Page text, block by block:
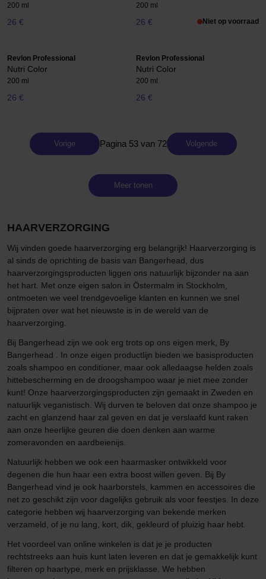
200 ml
26 €
200 ml
26 € Niet op voorraad
Revlon Professional
Nutri Color
200 ml
26 €
Revlon Professional
Nutri Color
200 ml
26 €
Vorige Pagina 53 van 72 Volgende
Meer tonen
HAARVERZORGING
Wij vinden goede haarverzorging erg belangrijk! Haarverzorging is
al sinds de oprichting de basis van Bangerhead, dus
haarverzorgingsproducten liggen ons natuurlijk bijzonder na aan
het hart. Met onze eigen salon in Östermalm in Stockholm,
ontmoeten we veel trendgevoelige klanten en kunnen we snel
bijpraten over wat het nieuwste is in de wereld van de
haarverzorging.
Bij Bangerhead zijn we ook erg trots op ons eigen merk, By
Bangerhead . In onze eigen productlijn bieden we basisproducten
zoals shampoo en conditioner, maar ook alledaagse helden zoals
hittebescherming en de droogshampoo waar je niet mee zonder
kunt! Onze haarverzorgingsproducten zijn gemaakt in Zweden en
natuurlijk veganistisch. Wij durven te beloven dat onze shampoo je
zacht en glanzend haar zal geven en dat je verslaafd kunt raken
aan onze heerlijke geuren die doen denken aan warme
zomeravonden en aardbeienijs.
Natuurlijk hebben we ook een haarmasker ontwikkeld voor
degenen die hun haar een extra boost willen geven. Bij By
Bangerhead vind je ook haarborstels, kammen en accessoires die
net zo geschikt zijn voor dagelijks gebruik als voor feestjes. In deze
categorie hebben wij haarverzorging van bekende merken
verzameld, of je nu lang, kort, dik, gekleurd of pluizig haar hebt.
Het voordeel van online winkelen is dat je je producten
rechtstreeks aan huis kunt laten leveren en dat je gemakkelijk kunt
filteren op haartype, merk en prijsklasse. We hebben